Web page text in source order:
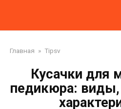
Главная » Tipsv
Кусачки для
педикюра: виды,